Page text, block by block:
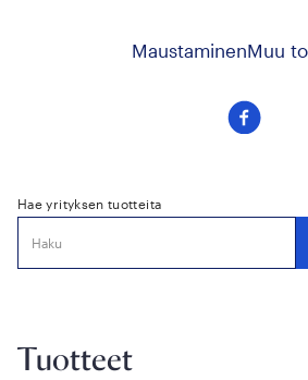
Maustaminen Muu
Seuraa
Hae yrityksen tuotteita
Tuotteet